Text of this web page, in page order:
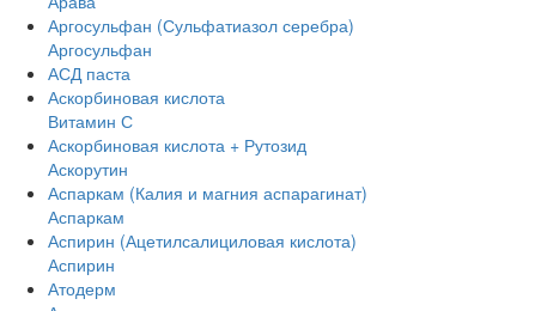
Аргосульфан (Сульфатиазол серебра)
Аргосульфан
АСД паста
Аскорбиновая кислота
Витамин С
Аскорбиновая кислота + Рутозид
Аскорутин
Аспаркам (Калия и магния аспарагинат)
Аспаркам
Аспирин (Ацетилсалициловая кислота)
Аспирин
Атодерм